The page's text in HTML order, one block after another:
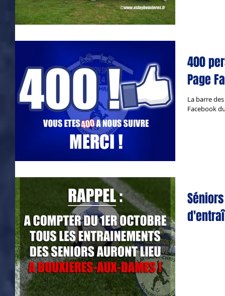
400
Page
La barre
Facebook